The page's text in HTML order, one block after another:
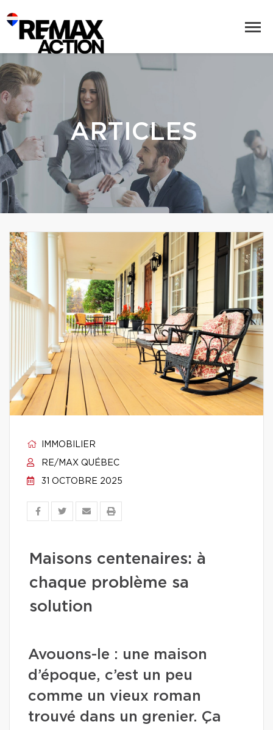
ARTICLES
IMMOBILIER
RE/MAX QUÉBEC
31 OCTOBRE 2025
Maisons centenaires: à
chaque problème sa
solution
Avouons-le : une maison
d’époque, c’est un peu
comme un vieux roman
trouvé dans un grenier. Ça